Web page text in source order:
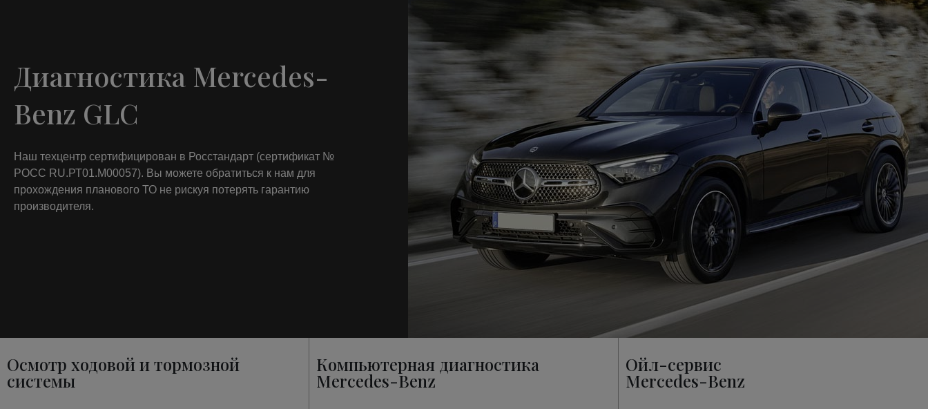
Диагностика Mercedes-
Benz GLC
Наш техцентр сертифицирован в Росстандарт (сертификат №
РОСС RU.РТ01.М00057). Вы можете обратиться к нам для
прохождения планового ТО не рискуя потерять гарантию
производителя.
Осмотр ходовой и тормозной
системы
Компьютерная диагностика
Mercedes-Benz
Ойл-сервис
Mercedes-Benz